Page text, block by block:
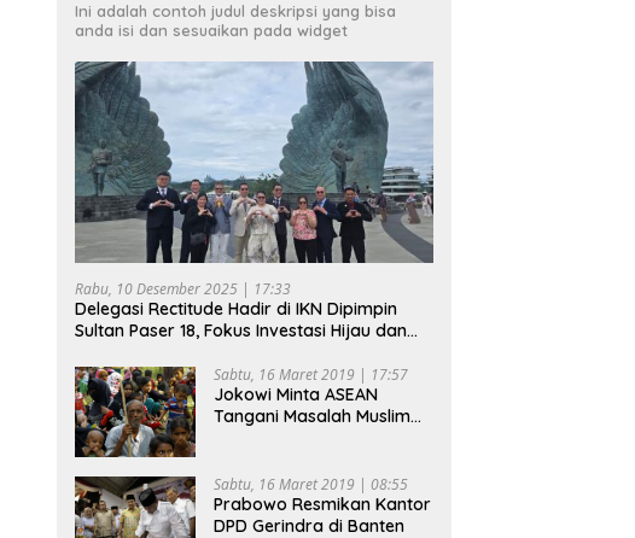
Ini adalah contoh judul deskripsi yang bisa
anda isi dan sesuaikan pada widget
Rabu, 10 Desember 2025 | 17:33
Delegasi Rectitude Hadir di IKN Dipimpin
Sultan Paser 18, Fokus Investasi Hijau dan
Sabtu, 16 Maret 2019 | 17:57
Jokowi Minta ASEAN
Tangani Masalah Muslim
Sabtu, 16 Maret 2019 | 08:55
Prabowo Resmikan Kantor
DPD Gerindra di Banten